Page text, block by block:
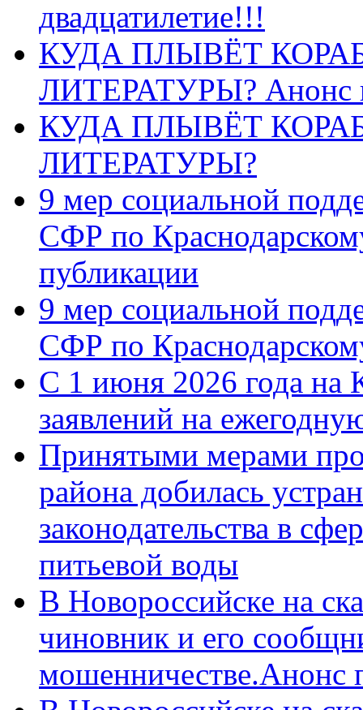
двадцатилетие!!!
КУДА ПЛЫВЁТ
ЛИТЕРАТУРЫ? Анонс
КУДА ПЛЫВЁТ
ЛИТЕРАТУРЫ?
9 мер социальной
СФР по
публикации
9 мер социальной
СФР по
С 1 июня 2026 года на
заявлений на
Принятыми мерами
района добилась
законодательства в
питьевой воды
В Новороссийске на
чиновник и его
мошенничестве.Анонс